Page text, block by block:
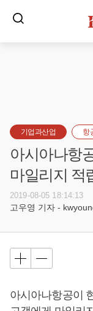
기업과산업 항
아시아나항
마일리지 적
2019-08-05 18:14:13
고우영 기자 -
아시아나항공이